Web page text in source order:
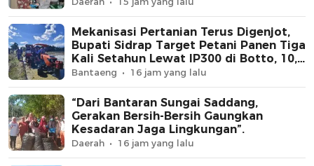
Mekanisasi Pertanian Terus Digenjot,
Bupati Sidrap Target Petani Panen Tiga
Kali Setahun Lewat IP300 di Botto, 10,5
Hektare Sawah Langsung Diolah
dengan Rotavator dan Traktor
Bantaeng 16 jam yang lalu
“Dari Bantaran Sungai Saddang,
Gerakan Bersih-Bersih Gaungkan
Kesadaran Jaga Lingkungan”.
Daerah 16 jam yang lalu